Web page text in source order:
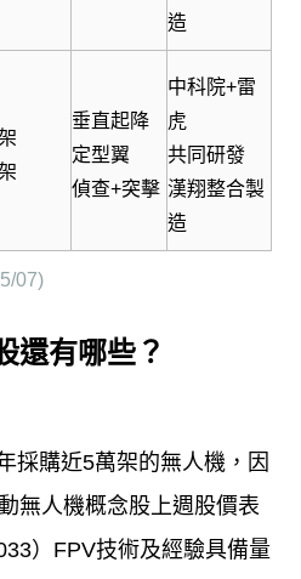
造
垂直起降
定型翼
偵查+突擊
中科院+雷
虎
共同研發
漢翔整合製
造
07)
還有哪些？
採購近5萬架的無人機，因
無人機概念股上週股價表
） FPV技術及經驗具備量